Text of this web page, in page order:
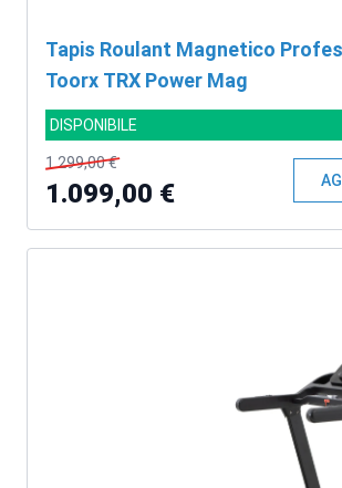
Tapis Roulant Magnetico
Toorx TRX Power Mag
DISPONIBILE
1.299,00 €
1.099,00 €